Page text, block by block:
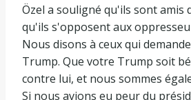
Özel a souligné qu'ils sont amis
qu'ils s'opposent aux
Nous disons à ceux qui
Trump. Que votre Trump soit
contre lui, et nous sommes
Si nous avions eu peur du